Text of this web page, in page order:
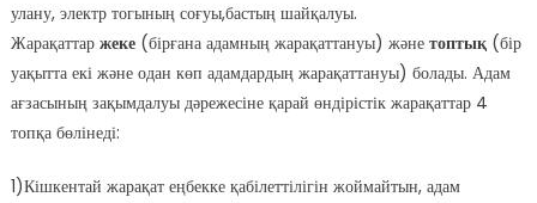
улану, электр тогының соғуы,бастың шайқалуы.
Жарақаттар жеке(бірғана адамның жарақаттануы) және топтық (бір
уақытта екі және одан көп адамдардың жарақаттануы) болады. Адам
ағзасының зақымдалуы дәрежесіне қарай өндірістік жарақаттар 4
топқа бөлінеді:
1)Кішкентай жарақат еңбекке қабілеттілігін жоймайтын, адам